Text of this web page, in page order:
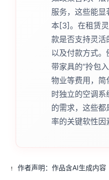
服务，这些能
本[3]。在租赁
款是否支持灵活
以及付款方式
带家具的“拎包
物业等费用，
时独立的空调
的需求，这些
率的关键软性因
作者声明：作品含AI生成内容